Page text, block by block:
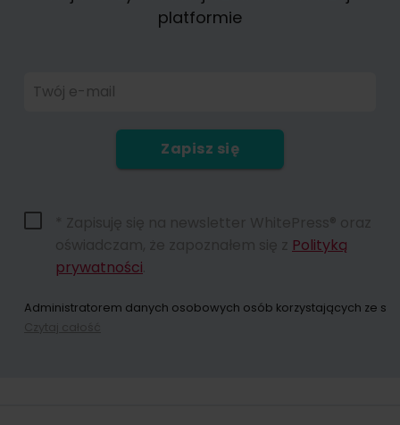
platformie
Twój e-mail
Zapisz się
Polityką
prywatności
Administratorem danych osobowych osób korzystających ze